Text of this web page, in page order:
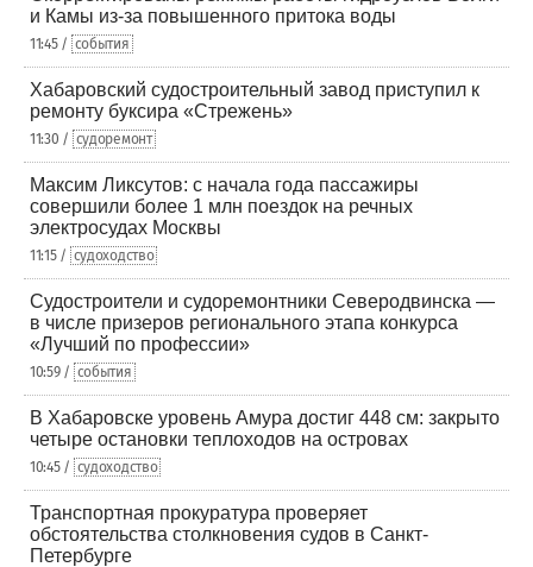
и Камы из-за повышенного притока воды
11:45 / события
Хабаровский судостроительный завод приступил к
ремонту буксира «Стрежень»
11:30 / судоремонт
Максим Ликсутов: с начала года пассажиры
совершили более 1 млн поездок на речных
электросудах Москвы
11:15 / судоходство
Судостроители и судоремонтники Северодвинска —
в числе призеров регионального этапа конкурса
«Лучший по профессии»
10:59 / события
В Хабаровске уровень Амура достиг 448 см: закрыто
четыре остановки теплоходов на островах
10:45 / судоходство
Транспортная прокуратура проверяет
обстоятельства столкновения судов в Санкт-
Петербурге